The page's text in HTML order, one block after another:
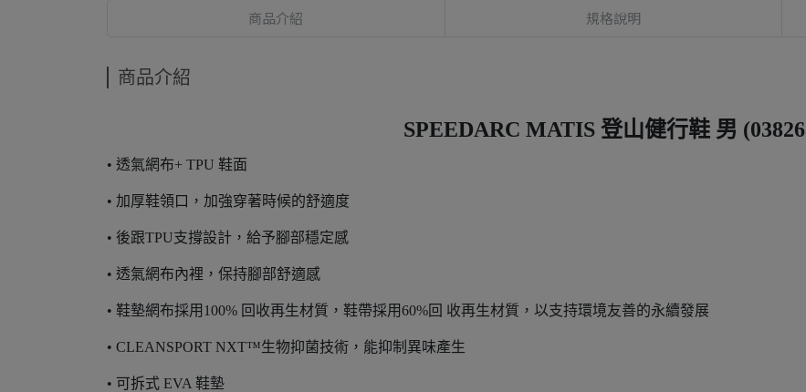
商品介紹 規格說明
商品介紹
SPEEDARC MATIS 登山健行鞋 男
• 透氣網布+ TPU 鞋面
• 加厚鞋領口，加強穿著時候的舒適度
• 後跟TPU支撐設計，給予腳部穩定感
• 透氣網布內裡，保持腳部舒適感
• 鞋墊網布採用100% 回收再生材質，鞋帶採用60%回 收再生材質，以支持環境友善的永續發展
• CLEANSPORT NXT™生物抑菌技術，能抑制異味產生
• 可拆式 EVA 鞋墊